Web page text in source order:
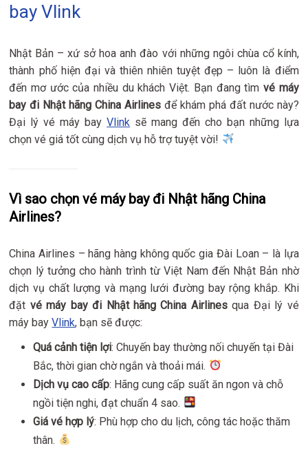
bay Vlink
Nhật Bản – xứ sở hoa anh đào với những ngôi chùa cổ kính,
thành phố hiện đại và thiên nhiên tuyệt đẹp – luôn là điểm
đến mơ ước của nhiều du khách Việt. Bạn đang tìm vé máy
bay đi Nhật hãng China Airlines để khám phá đất nước này?
Đại lý vé máy bayVlink sẽ mang đến cho bạn những lựa
chọn vé giá tốt cùng dịch vụ hỗ trợ tuyệt vời!
Vì sao chọn vé máy bay đi Nhật hãng China
Airlines?
China Airlines – hãng hàng không quốc gia Đài Loan – là lựa
chọn lý tưởng cho hành trình từ Việt Nam đến Nhật Bản nhờ
dịch vụ chất lượng và mạng lưới đường bay rộng khắp. Khi
đặt vé máy bay đi Nhật hãng China Airlinesqua Đại lý vé
máy bayVlink, bạn sẽ được:
Quá cảnh tiện lợi: Chuyến bay thường nối chuyến tại Đài
Bắc, thời gian chờ ngắn và thoải mái.
Dịch vụ cao cấp: Hãng cung cấp suất ăn ngon và chỗ
ngồi tiện nghi, đạt chuẩn 4 sao.
Giá vé hợp lý: Phù hợp cho du lịch, công tác hoặc thăm
thân.